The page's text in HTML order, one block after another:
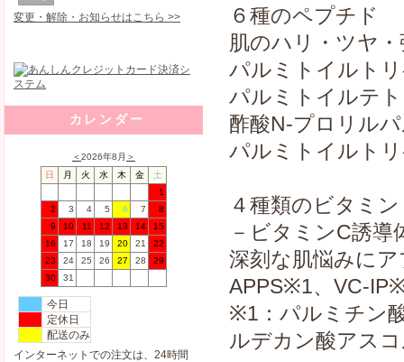
変更・解除・お知らせはこちら >>
カレンダー
＜2026年8月 ＞
日
月 火 水 木 金
土
1
2
3 4 5 6 7
8
9
10 11 12 13 14
15
16
17 18 19 20 21
22
23
24 25 26 27 28
29
30
31
今日
定休日
配送のみ
インターネットでの注文は、24時間
６種のペプチド
肌のハリ・ツヤ
パルミトイルト
パルミトイルテ
酢酸N-プロリル
パルミトイルト
４種類のビタミン
－ビタミンC誘導
深刻な肌悩みに
APPS※1、VC-
※1：パルミチン
ルデカン酸アス